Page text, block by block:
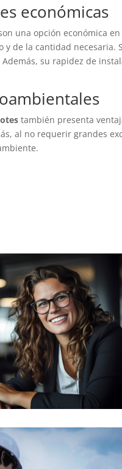
económicas
una opción económica
de la cantidad necesaria.
Además, su rapidez de
también presenta
al no requerir grandes